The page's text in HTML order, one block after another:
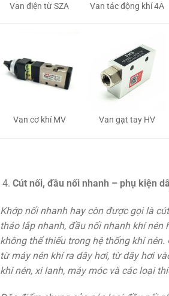
Van điện từ SZA Van tác động khí 4A
Van cơ khí MV Van gạt tay HV
Cút nối, đầu nối nhanh – phụ kiện
Khớp nối nhanh hay còn được gọi là
tháo lắp nhanh, đầu nối nhanh khí nén
không thể thiếu trong hệ thống khí nén.
từ máy nén khí ra dây hơi, từ dây hơi
khí nén, xi lanh, máy móc và các loại